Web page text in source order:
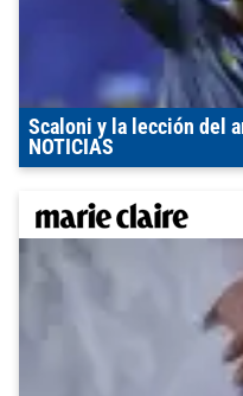
Scaloni y la lección del
NOTICIAS